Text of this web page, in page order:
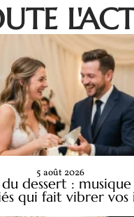
dessert :
qui fait vibrer vos
5 août 2026